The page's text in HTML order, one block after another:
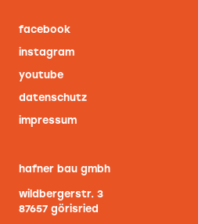
facebook
instagram
youtube
datenschutz
impressum
hafner bau gmbh
wildbergerstr. 3
87657 görisried